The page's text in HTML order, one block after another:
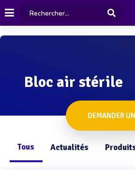
Bloc air stérile
DEMANDER
Tous Actualités